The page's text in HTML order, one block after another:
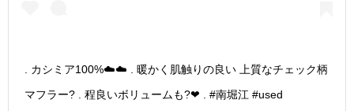
. カシミア100%☁️☁️ . 暖かく肌触りの良い 上質なチェック柄
マフラー? . 程良いボリュームも?❤︎ . #南堀江 #used